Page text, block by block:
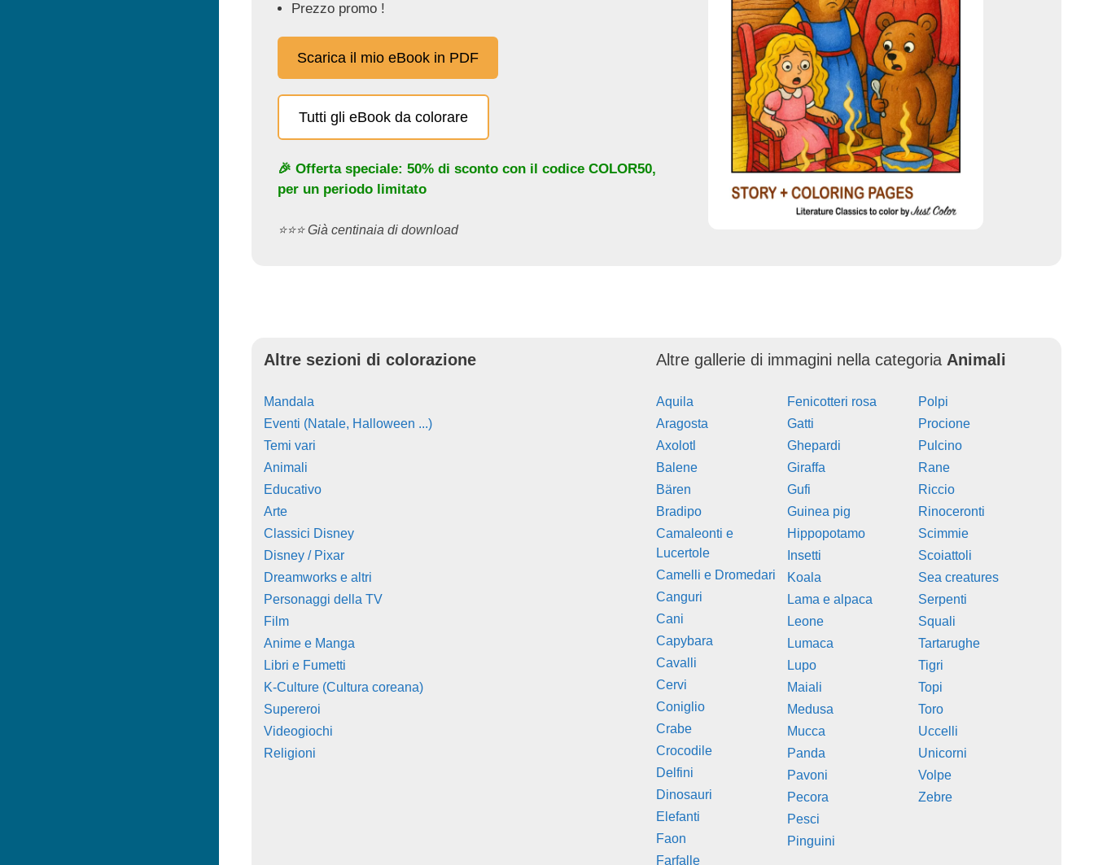
Prezzo promo !
Scarica il mio eBook in PDF
Tutti gli eBook da colorare
🎉 Offerta speciale: 50% di sconto con il codice COLOR50,
per un periodo limitato
⭐️⭐️⭐️ Già centinaia di download
Altre sezioni di colorazione
Mandala
Eventi (Natale, Halloween ...)
Temi vari
Animali
Educativo
Arte
Classici Disney
Disney / Pixar
Dreamworks e altri
Personaggi della TV
Film
Anime e Manga
Libri e Fumetti
K-Culture (Cultura coreana)
Supereroi
Videogiochi
Religioni
Altre gallerie di immagini nella categoria Animali
Aquila
Aragosta
Axolotl
Balene
Bären
Bradipo
Camaleonti e
Lucertole
Camelli e Dromedari
Canguri
Cani
Capybara
Cavalli
Cervi
Coniglio
Crabe
Crocodile
Delfini
Dinosauri
Elefanti
Faon
Farfalle
Fenicotteri rosa
Gatti
Ghepardi
Giraffa
Gufi
Guinea pig
Hippopotamo
Insetti
Koala
Lama e alpaca
Leone
Lumaca
Lupo
Maiali
Medusa
Mucca
Panda
Pavoni
Pecora
Pesci
Pinguini
Polpi
Procione
Pulcino
Rane
Riccio
Rinoceronti
Scimmie
Scoiattoli
Sea creatures
Serpenti
Squali
Tartarughe
Tigri
Topi
Toro
Uccelli
Unicorni
Volpe
Zebre